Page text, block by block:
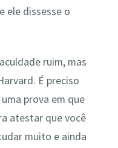
ele dissesse o
ruim, mas
É preciso
prova em que
atestar que você
muito e ainda